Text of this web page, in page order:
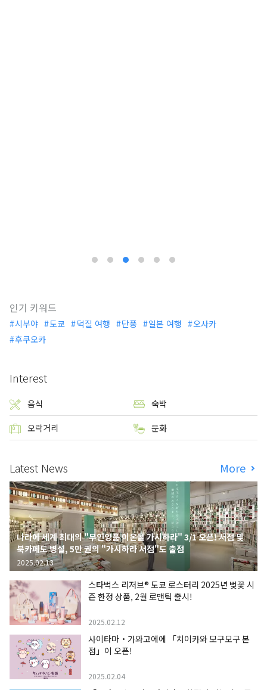
인기 키워드
시부야 도쿄 덕질 여행 단풍 일본 여행
오사카
후쿠오카
Interest
음식 숙박
오락거리 문화
Latest News More
나라에 세계 최대의 "무인양품 이온몰 가시하라" 3/1 오픈! 서점 및
북카페도 병설, 5만 권의 "가시하라 서점"도 출점
2025.02.13
스타벅스 리저브® 도쿄 로스터리 2025년 벚꽃 시
즌 한정 상품, 2월 로맨틱 출시!
2025.02.12
사이타마・가와고에에 「치이카와 모구모구 본
점」이 오픈!
2025.02.04